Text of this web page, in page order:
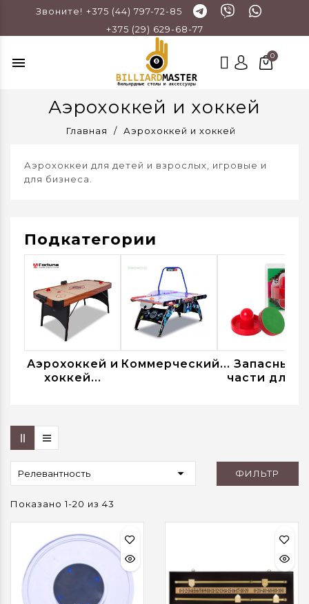
Звоните! +375 (44) 797-72-85
+375 (29) 629-68-77
menu
Аэрохоккей и хоккей
Главная Аэрохоккей и хоккей
Аэрохоккеи для детей и взрослых, игровые и
для бизнеса.
Подкатегории
Аэрохоккей и
хоккей...
Коммерческий... Запасные
части для...
Релевантность  ФИЛЬТР
Показано 1-20 из 43